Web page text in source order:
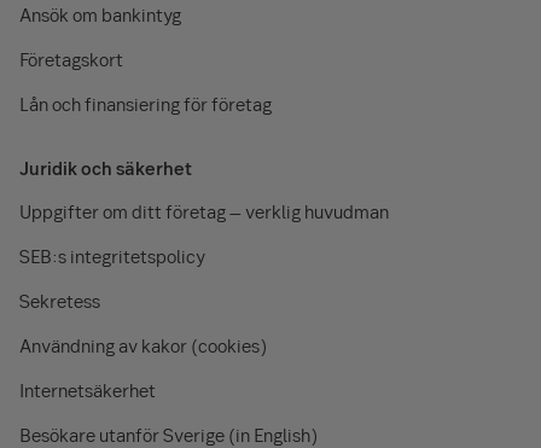
Ansök om bankintyg
Företagskort
Lån och finansiering för företag
Juridik och säkerhet
Uppgifter om ditt företag – verklig huvudman
SEB:s integritetspolicy
Sekretess
Användning av kakor (cookies)
Internetsäkerhet
Besökare utanför Sverige (in English)